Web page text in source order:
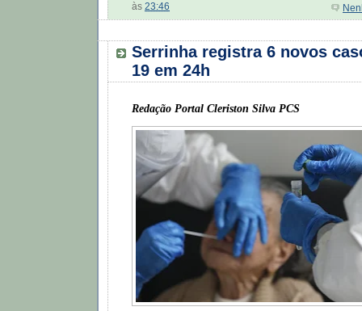
às 23:46
Serrinha registra 6 novos
19 em 24h
Redação Portal Cleriston Silva PCS